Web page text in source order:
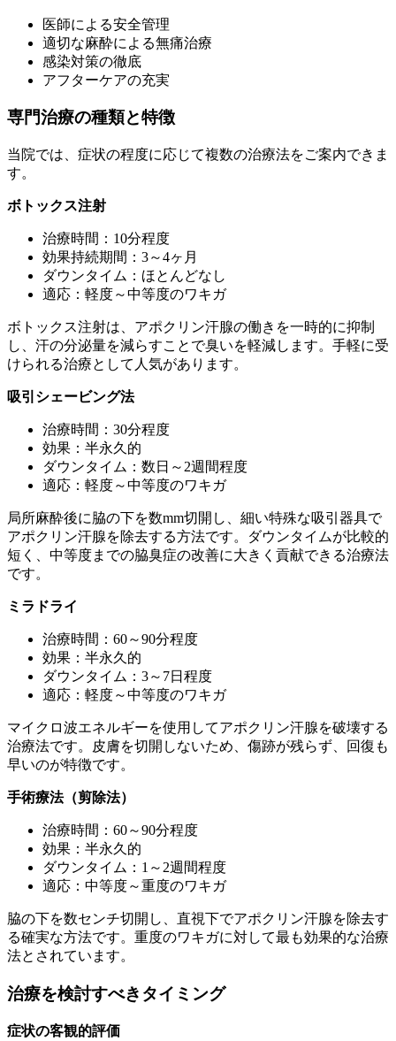
医師による安全管理
適切な麻酔による無痛治療
感染対策の徹底
アフターケアの充実
専門治療の種類と特徴
当院では、症状の程度に応じて複数の治療法をご案内できま
す。
ボトックス注射
治療時間：10分程度
効果持続期間：3～4ヶ月
ダウンタイム：ほとんどなし
適応：軽度～中等度のワキガ
ボトックス注射は、アポクリン汗腺の働きを一時的に抑制
し、汗の分泌量を減らすことで臭いを軽減します。手軽に受
けられる治療として人気があります。
吸引シェービング法
治療時間：30分程度
効果：半永久的
ダウンタイム：数日～2週間程度
適応：軽度～中等度のワキガ
局所麻酔後に脇の下を数mm切開し、細い特殊な吸引器具で
アポクリン汗腺を除去する方法です。ダウンタイムが比較的
短く、中等度までの脇臭症の改善に大きく貢献できる治療法
です。
ミラドライ
治療時間：60～90分程度
効果：半永久的
ダウンタイム：3～7日程度
適応：軽度～中等度のワキガ
マイクロ波エネルギーを使用してアポクリン汗腺を破壊する
治療法です。皮膚を切開しないため、傷跡が残らず、回復も
早いのが特徴です。
手術療法（剪除法）
治療時間：60～90分程度
効果：半永久的
ダウンタイム：1～2週間程度
適応：中等度～重度のワキガ
脇の下を数センチ切開し、直視下でアポクリン汗腺を除去す
る確実な方法です。重度のワキガに対して最も効果的な治療
法とされています。
治療を検討すべきタイミング
症状の客観的評価